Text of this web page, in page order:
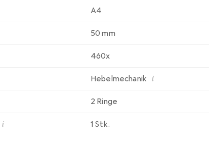
A4
50 mm
460x
Hebelmechanik i
2 Ringe
i 1 Stk.